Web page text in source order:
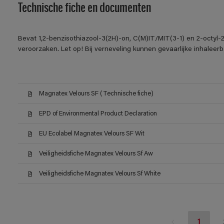
Technische fiche en documenten
Bevat 1,2-benzisothiazool-3(2H)-on, C(M)IT/MIT(3-1) en 2-
veroorzaken. Let op! Bij verneveling kunnen gevaarlijke
Magnatex Velours SF (Technische fiche)
EPD of Environmental Product Declaration
EU Ecolabel Magnatex Velours SF Wit
Veiligheidsfiche Magnatex Velours Sf Aw
Veiligheidsfiche Magnatex Velours Sf White
1